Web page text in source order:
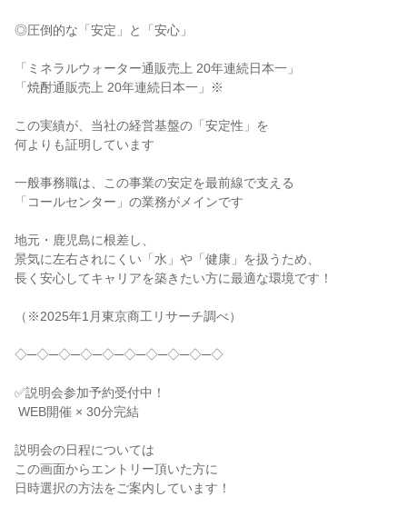
◎圧倒的な「安定」と「安心」
「ミネラルウォーター通販売上 20年連続日本一」
「焼酎通販売上 20年連続日本一」※
この実績が、当社の経営基盤の「安定性」を
何よりも証明しています
一般事務職は、この事業の安定を最前線で支える
「コールセンター」の業務がメインです
地元・鹿児島に根差し、
景気に左右されにくい「水」や「健康」を扱うため、
長く安心してキャリアを築きたい方に最適な環境です！
（※2025年1月東京商工リサーチ調べ）
◇─◇─◇─◇─◇─◇─◇─◇─◇─◇
✅説明会参加予約受付中！
説明会の日程については
この画面からエントリー頂いた方に
日時選択の方法をご案内しています！